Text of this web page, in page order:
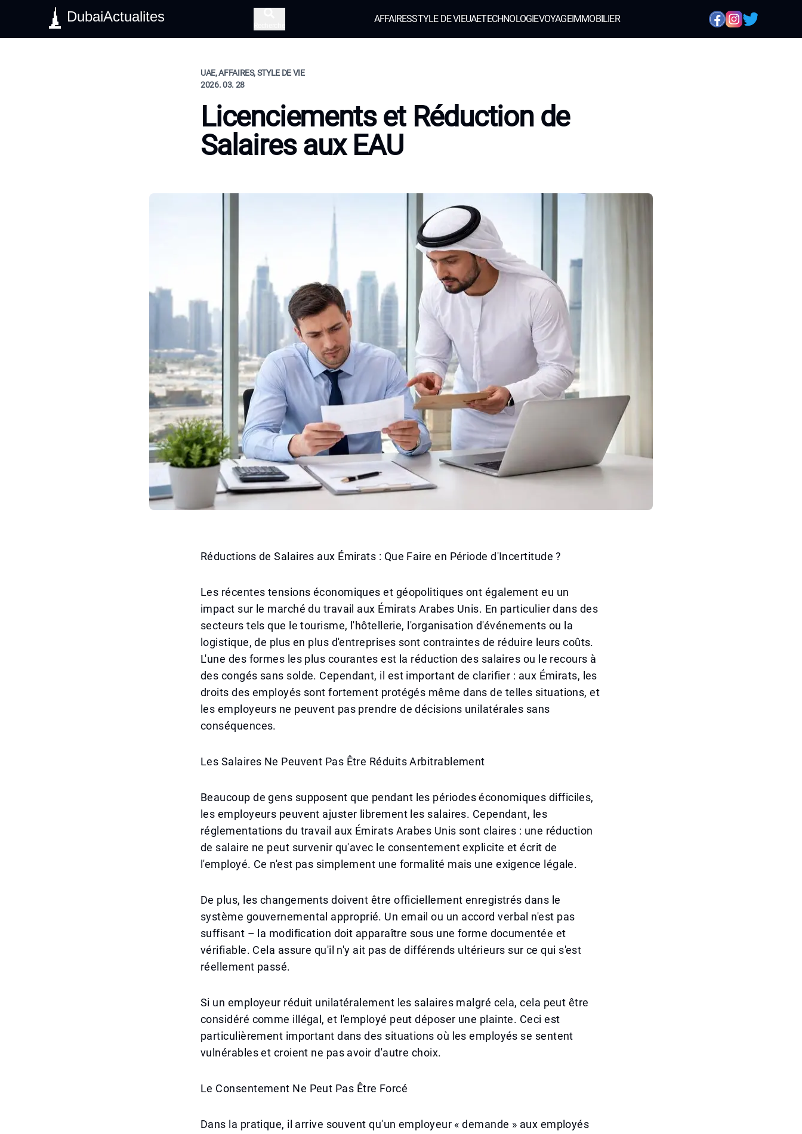
DubaiActualites AFFAIRESSTYLE DE VIEUAETECHNOLOGIEVOYAGEIMMOBILIER
UAE, AFFAIRES, STYLE DE VIE
2026. 03. 28
Licenciements et Réduction de
Salaires aux EAU
Réductions de Salaires aux Émirats : Que Faire en Période d'Incertitude ?
Les récentes tensions économiques et géopolitiques ont également eu un
impact sur le marché du travail aux Émirats Arabes Unis. En particulier dans des
secteurs tels que le tourisme, l'hôtellerie, l'organisation d'événements ou la
logistique, de plus en plus d'entreprises sont contraintes de réduire leurs coûts.
L'une des formes les plus courantes est la réduction des salaires ou le recours à
des congés sans solde. Cependant, il est important de clarifier : aux Émirats, les
droits des employés sont fortement protégés même dans de telles situations, et
les employeurs ne peuvent pas prendre de décisions unilatérales sans
conséquences.
Les Salaires Ne Peuvent Pas Être Réduits Arbitrablement
Beaucoup de gens supposent que pendant les périodes économiques difficiles,
les employeurs peuvent ajuster librement les salaires. Cependant, les
réglementations du travail aux Émirats Arabes Unis sont claires : une réduction
de salaire ne peut survenir qu'avec le consentement explicite et écrit de
l'employé. Ce n'est pas simplement une formalité mais une exigence légale.
De plus, les changements doivent être officiellement enregistrés dans le
système gouvernemental approprié. Un email ou un accord verbal n'est pas
suffisant – la modification doit apparaître sous une forme documentée et
vérifiable. Cela assure qu'il n'y ait pas de différends ultérieurs sur ce qui s'est
réellement passé.
Si un employeur réduit unilatéralement les salaires malgré cela, cela peut être
considéré comme illégal, et l'employé peut déposer une plainte. Ceci est
particulièrement important dans des situations où les employés se sentent
vulnérables et croient ne pas avoir d'autre choix.
Le Consentement Ne Peut Pas Être Forcé
Dans la pratique, il arrive souvent qu'un employeur « demande » aux employés